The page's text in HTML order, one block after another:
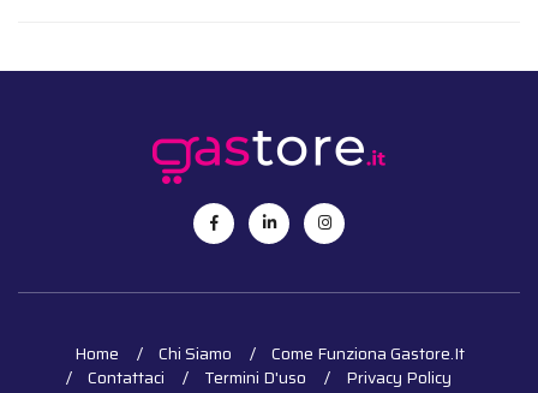
Home Chi Siamo
Come Funziona Gastore.it
Contattaci
Termini D'uso
Privacy Policy